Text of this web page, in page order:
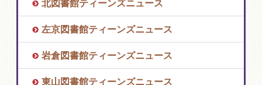
北図書館ティーンズニュース
左京図書館ティーンズニュース
岩倉図書館ティーンズニュース
東山図書館ティーンズニュース